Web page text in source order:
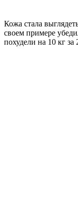
Кожа стала
своем примере
похудели на 10 кг за